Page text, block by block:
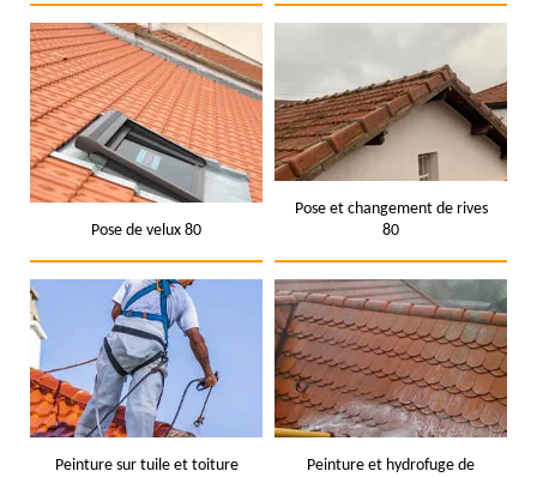
Pose de velux 80
Pose et changement de rives
80
Peinture sur tuile et toiture
Peinture et hydrofuge de